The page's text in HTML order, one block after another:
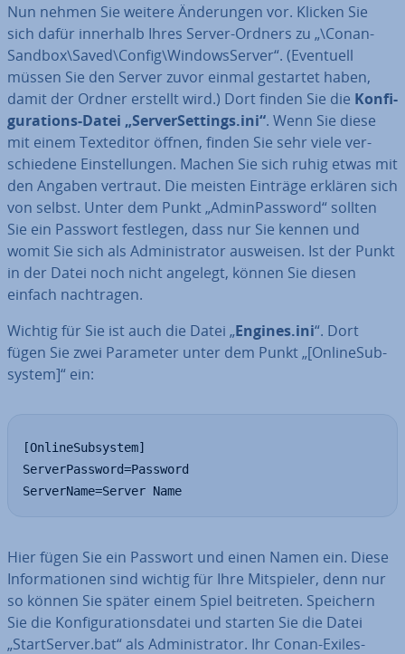
Nun nehmen Sie weitere Än­de­run­gen vor. Klicken Sie
sich dafür innerhalb Ihres Server-Ordners zu „\Con­an­
Sand­box\Saved\Config\Win­dows­Ser­ver“. (Eventuell
müssen Sie den Server zuvor einmal gestartet haben,
damit der Ordner erstellt wird.) Dort finden Sie die Kon­fi­
gu­ra­ti­ons-Datei „Ser­ver­Set­tings.ini“. Wenn Sie diese
mit einem Text­edi­tor öffnen, finden Sie sehr viele ver­
schie­de­ne Ein­stel­lun­gen. Machen Sie sich ruhig etwas mit
den Angaben vertraut. Die meisten Einträge erklären sich
von selbst. Unter dem Punkt „Ad­min­Pass­word“ sollten
Sie ein Passwort festlegen, dass nur Sie kennen und
womit Sie sich als Ad­mi­nis­tra­tor ausweisen. Ist der Punkt
in der Datei noch nicht angelegt, können Sie diesen
einfach nach­tra­gen.
Wichtig für Sie ist auch die Datei „Engines.ini“. Dort
fügen Sie zwei Parameter unter dem Punkt „[On­line­Sub­
sys­tem]“ ein:
[OnlineSubsystem]
ServerPassword=Password
ServerName=Server Name
Hier fügen Sie ein Passwort und einen Namen ein. Diese
In­for­ma­tio­nen sind wichtig für Ihre Mit­spie­ler, denn nur
so können Sie später einem Spiel beitreten. Speichern
Sie die Kon­fi­gu­ra­ti­ons­da­tei und starten Sie die Datei
„Start­Ser­ver.bat“ als Ad­mi­nis­tra­tor. Ihr Conan-Exiles-